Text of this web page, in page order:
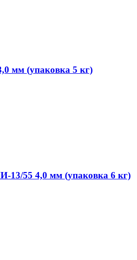
мм (упаковка 5 кг)
13/55 4,0 мм (упаковка 6 кг)